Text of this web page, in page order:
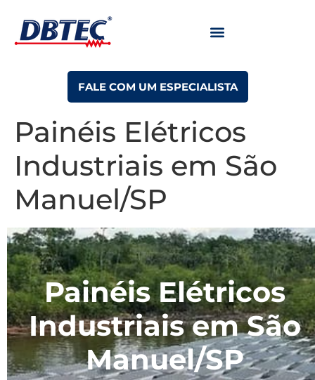
FALE COM UM ESPECIALISTA
Painéis Elétricos
Industriais em São
Manuel/SP
Painéis Elétricos
Industriais em São
Manuel/SP